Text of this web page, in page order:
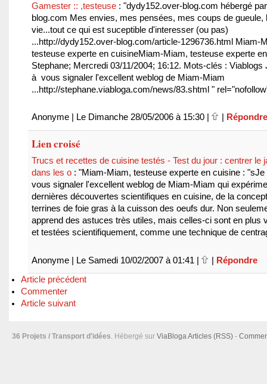
Gamester :: ,testeuse : "dydy152.over-blog.com hébergé
blog.com Mes envies, mes pensées, mes coups de gueule,
vie...tout ce qui est suceptible d'interesser (ou pas)
...http://dydy152.over-blog.com/article-1296736.html Miam-
testeuse experte en cuisineMiam-Miam, testeuse experte
Stephane; Mercredi 03/11/2004; 16:12. Mots-clés : Viablogs
à vous signaler l'excellent weblog de Miam-Miam
...http://stephane.viabloga.com/news/83.shtml "
Anonyme | Le Dimanche 28/05/2006 à 15:30 |
Lien croisé
Trucs et recettes de cuisine testés - Test du jour : centrer le
dans les o : "Miam-Miam, testeuse experte en cuisine : "sJe
vous signaler l'excellent weblog de Miam-Miam qui
dernières découvertes scientifiques en cuisine, de la
terrines de foie gras à la cuisson des oeufs dur. Non
apprend des astuces très utiles, mais celles-ci sont en plus
et testées scientifiquement, comme une technique de
Anonyme | Le Samedi 10/02/2007 à 01:41 | Répondre
Article précédent
Commenter
Article suivant
36 Projets / Transport d'idées. Hébergé sur ViaBlogaArticles (RSS) -